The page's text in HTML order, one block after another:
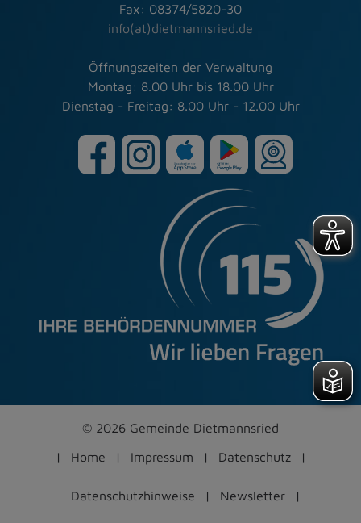
Fax: 08374/5820-30
info(at)dietmannsried.de
Öffnungszeiten der Verwaltung
Montag: 8.00 Uhr bis 18.00 Uhr
Dienstag - Freitag: 8.00 Uhr - 12.00 Uhr
© 2026 Gemeinde Dietmannsried
Home
Impressum Datenschutz
Datenschutzhinweise Newsletter